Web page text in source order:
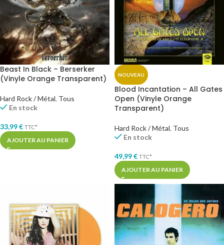
Beast In Black – Berserker
(Vinyle Orange Transparent)
Hard Rock / Métal, Tous
En stock
33,99€ TTC*
AJOUTER AU PANIER
NOUVEAU
Blood Incantation – All Gates
Open (Vinyle Orange
Transparent)
Hard Rock / Métal, Tous
En stock
49,99€ TTC*
AJOUTER AU PANIER